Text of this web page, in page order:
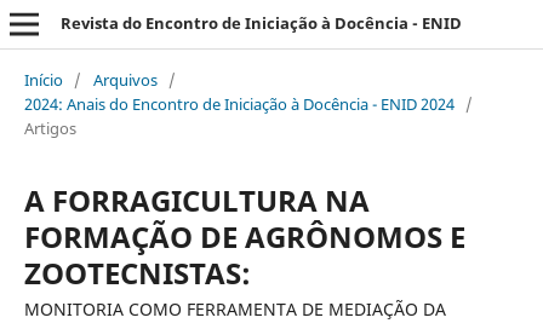
Revista do Encontro de Iniciação à Docência - ENID
Início / Arquivos /
2024: Anais do Encontro de Iniciação à Docência - ENID 2024 /
Artigos
A FORRAGICULTURA NA
FORMAÇÃO DE AGRÔNOMOS E
ZOOTECNISTAS:
MONITORIA COMO FERRAMENTA DE MEDIAÇÃO DA